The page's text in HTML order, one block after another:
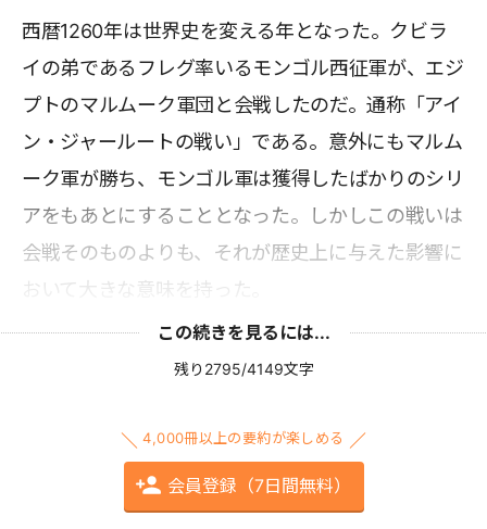
西暦1260年は世界史を変える年となった。クビラ
イの弟であるフレグ率いるモンゴル西征軍が、エジ
プトのマルムーク軍団と会戦したのだ。通称「アイ
ン・ジャールートの戦い」である。意外にもマルム
ーク軍が勝ち、モンゴル軍は獲得したばかりのシリ
アをもあとにすることとなった。しかしこの戦いは
会戦そのものよりも、それが歴史上に与えた影響に
おいて大きな意味を持った。
この続きを見るには...
残り2795/4149文字
4,000冊以上の要約が楽しめる
会員登録（7日間無料）